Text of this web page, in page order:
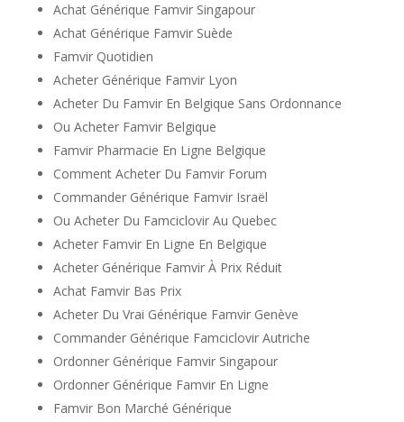
Achat Générique Famvir Singapour
Achat Générique Famvir Suède
Famvir Quotidien
Acheter Générique Famvir Lyon
Acheter Du Famvir En Belgique Sans Ordonnance
Ou Acheter Famvir Belgique
Famvir Pharmacie En Ligne Belgique
Comment Acheter Du Famvir Forum
Commander Générique Famvir Israël
Ou Acheter Du Famciclovir Au Quebec
Acheter Famvir En Ligne En Belgique
Acheter Générique Famvir À Prix Réduit
Achat Famvir Bas Prix
Acheter Du Vrai Générique Famvir Genève
Commander Générique Famciclovir Autriche
Ordonner Générique Famvir Singapour
Ordonner Générique Famvir En Ligne
Famvir Bon Marché Générique